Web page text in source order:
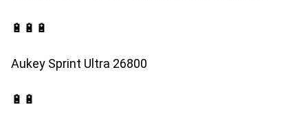
🔋🔋🔋
Aukey Sprint Ultra 26800
🔋🔋